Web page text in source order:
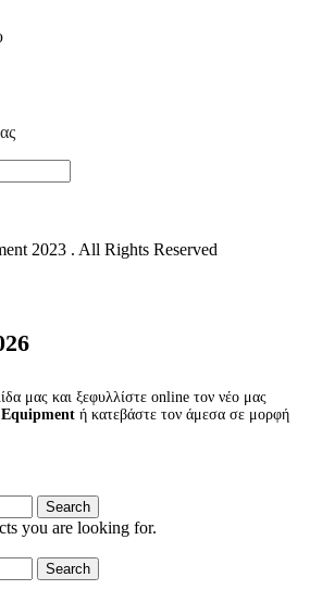
2023 . All Rights Reserved
μας και ξεφυλλίστε online τον νέο μας
ή κατεβάστε τον άμεσα σε μορφή
Search
you are looking for.
Search